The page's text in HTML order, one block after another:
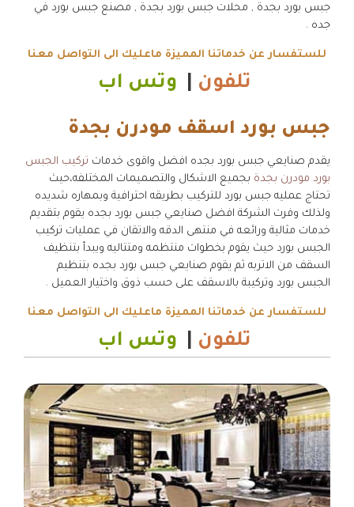
جبس بورد بجدة , محلات جبس بورد بجدة , مصنع جبس بورد في
جده .
للستفسار عن خدماتنا المميزة ماعليك الى التواصل معنا
تلفون وتس اب
جبس بورد اسقف مودرن بجدة
يقدم صنايعي جبس بورد بجده افضل واقوى خدمات تركيب الجبس
بورد مودرن بجدة بجميع الاشكال والتصميمات المختلفه،حيث
تحتاج عمليه جبس بورد للتركيب بطريقه احترافية وبمهاره شديده
ولذلك وفرت الشركة افضل صنايعي جبس بورد بجده يقوم بتقديم
خدمات مثالية ورائعه في منتهى الدقه والاتقان في عمليات تركيب
الجبس بورد حيث يقوم بخطوات منتظمه ومتتاليه ويبدأ بتنظيف
السقف من الاتربه ثم يقوم صنايعي جبس بورد بجده بتنظيم
الجبس بورد وتركيبة بالاسقف على حسب ذوق واختيار العميل .
للستفسار عن خدماتنا المميزة ماعليك الى التواصل معنا
تلفون وتس اب